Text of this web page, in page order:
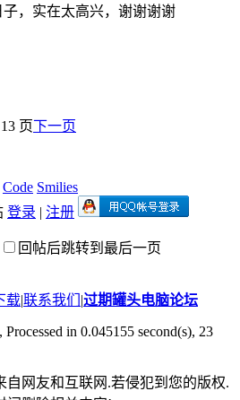
，实在太高兴，谢谢谢谢
页下一页
Code Smilies
登录 | 注册
回帖后跳转到最后一页
载|联系我们 |过期罐头电脑论坛
, Processed in 0.045155 second(s), 23
自网友和互联网.若侵犯到您的版权.